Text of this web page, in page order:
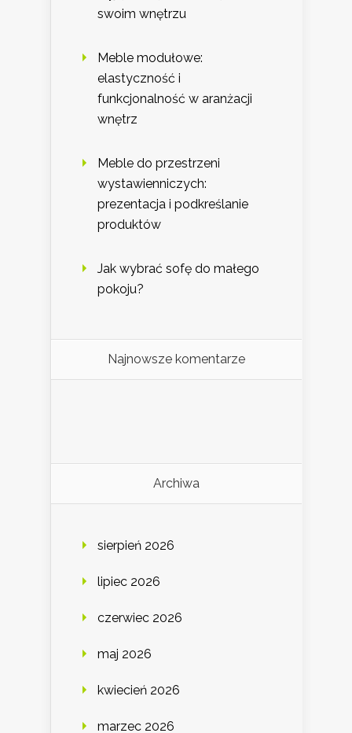
swoim wnętrzu
Meble modułowe:
elastyczność i
funkcjonalność w aranżacji
wnętrz
Meble do przestrzeni
wystawienniczych:
prezentacja i podkreślanie
produktów
Jak wybrać sofę do małego
pokoju?
Najnowsze komentarze
Archiwa
sierpień 2026
lipiec 2026
czerwiec 2026
maj 2026
kwiecień 2026
marzec 2026